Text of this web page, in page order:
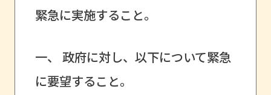
緊急に実施すること。
一、 政府に対し、以下について緊急
に要望すること。